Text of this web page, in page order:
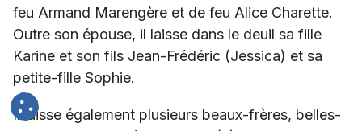
feu Armand Marengère et de feu Alice Charette.
Outre son épouse, il laisse dans le deuil sa fille
Karine et son fils Jean-Frédéric (Jessica) et sa
petite-fille Sophie.
Il laisse également plusieurs beaux-frères, belles-